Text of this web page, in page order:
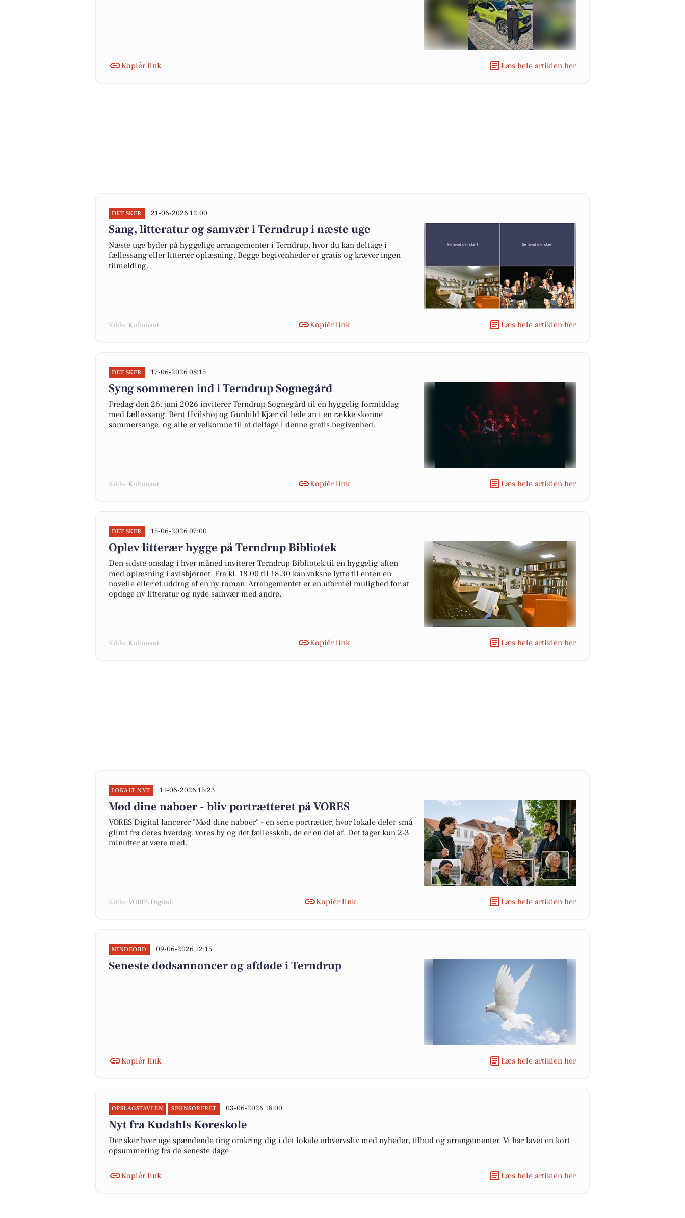
Kopiér link Læs hele artiklen her
DET SKER 21-06-2026 12:00
Sang, litteratur og samvær i Terndrup i næste uge
Næste uge byder på hyggelige arrangementer i Terndrup, hvor du kan deltage i
fællessang eller litterær oplæsning. Begge begivenheder er gratis og kræver ingen
tilmelding.
Kilde: Kultunaut Kopiér link Læs hele artiklen her
DET SKER 17-06-2026 08:15
Syng sommeren ind i Terndrup Sognegård
Fredag den 26. juni 2026 inviterer Terndrup Sognegård til en hyggelig formiddag
med fællessang. Bent Hvilshøj og Gunhild Kjær vil lede an i en række skønne
sommersange, og alle er velkomne til at deltage i denne gratis begivenhed.
Kilde: Kultunaut Kopiér link Læs hele artiklen her
DET SKER 15-06-2026 07:00
Oplev litterær hygge på Terndrup Bibliotek
Den sidste onsdag i hver måned inviterer Terndrup Bibliotek til en hyggelig aften
med oplæsning i avishjørnet. Fra kl. 18.00 til 18.30 kan voksne lytte til enten en
novelle eller et uddrag af en ny roman. Arrangementet er en uformel mulighed for at
opdage ny litteratur og nyde samvær med andre.
Kilde: Kultunaut Kopiér link Læs hele artiklen her
LOKALT NYT 11-06-2026 15:23
Mød dine naboer - bliv portrætteret på VORES
VORES Digital lancerer "Mød dine naboer" - en serie portrætter, hvor lokale deler små
glimt fra deres hverdag, vores by og det fællesskab, de er en del af. Det tager kun 2-3
minutter at være med.
Kilde: VORES Digital Kopiér link Læs hele artiklen her
MINDEORD 09-06-2026 12:15
Seneste dødsannoncer og afdøde i Terndrup
Kopiér link Læs hele artiklen her
OPSLAGSTAVLEN SPONSORERET 03-06-2026 18:00
Nyt fra Kudahls Køreskole
Der sker hver uge spændende ting omkring dig i det lokale erhvervsliv med nyheder, tilbud og arrangementer. Vi har lavet en kort
opsummering fra de seneste dage
Kopiér link Læs hele artiklen her